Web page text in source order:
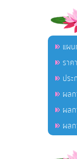
แผ
ราค
ปร
ผล
ผล
ผล